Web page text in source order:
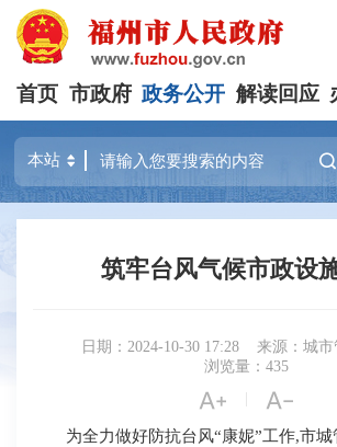
首页 市政府 政务公开 解读回应
筑牢台风气候市政设
日期：2024-10-30 17:28
来源：城
浏览量：435
 | 
为全力做好防抗台风“康妮”工作,市